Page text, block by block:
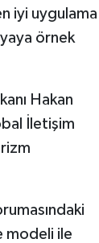
iyi uygulama
örnek
Hakan
İletişim
modeli ile